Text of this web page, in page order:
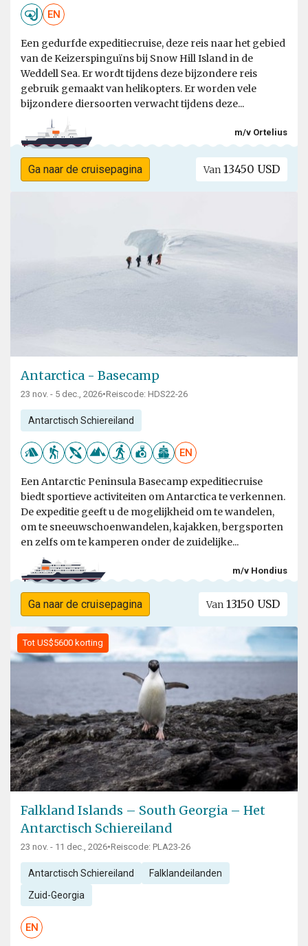
EN
Een gedurfde expeditiecruise, deze reis naar het gebied
van de Keizerspinguïns bij Snow Hill Island in de
Weddell Sea. Er wordt tijdens deze bijzondere reis
gebruik gemaakt van helikopters. Er worden vele
bijzondere diersoorten verwacht tijdens deze...
m/v Ortelius
Ga naar de cruisepagina Van 13450 USD
Antarctica - Basecamp
23 nov. - 5 dec., 2026•Reiscode: HDS22-26
Antarctisch Schiereiland
EN
Een Antarctic Peninsula Basecamp expeditiecruise
biedt sportieve activiteiten om Antarctica te verkennen.
De expeditie geeft u de mogelijkheid om te wandelen,
om te sneeuwschoenwandelen, kajakken, bergsporten
en zelfs om te kamperen onder de zuidelijke...
m/v Hondius
Ga naar de cruisepagina Van 13150 USD
Tot US$5600 korting
Falkland Islands – South Georgia – Het
Antarctisch Schiereiland
23 nov. - 11 dec., 2026•Reiscode: PLA23-26
Antarctisch Schiereiland Falklandeilanden
Zuid-Georgia
EN